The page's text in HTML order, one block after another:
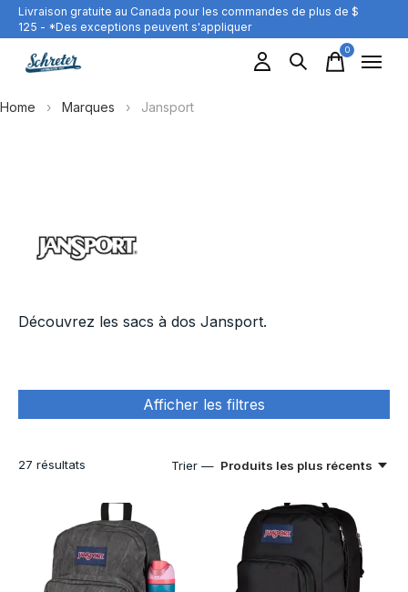
Livraison gratuite au Canada pour les commandes de plus de $
125 - *Des exceptions peuvent s'appliquer
0items
Home › Marques › Jansport
Découvrez les sacs à dos Jansport.
Afficher les filtres
27 résultats Trier — Produits les plus récents